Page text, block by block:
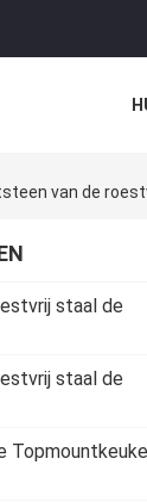
van de
staal de
staal de